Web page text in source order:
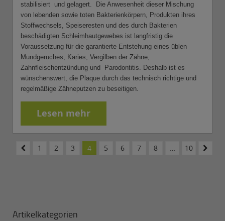
stabilisiert und gelagert. Die Anwesenheit dieser Mischung
von lebenden sowie toten Bakterienkörpern, Produkten ihres
Stoffwechsels, Speiseresten und des durch Bakterien
beschädigten Schleimhautgewebes ist langfristig die
Voraussetzung für die garantierte Entstehung eines üblen
Mundgeruches, Karies, Vergilben der Zähne,
Zahnfleischentzündung und Parodontitis. Deshalb ist es
wünschenswert, die Plaque durch das technisch richtige und
regelmäßige Zähneputzen zu beseitigen.
Lesen mehr
1 2 3 4 5 6 7 8 … 10
Artikelkategorien